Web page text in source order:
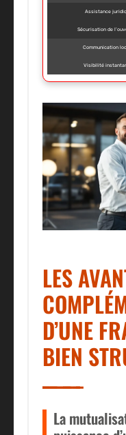
Assistance
Sécurisation de
Communication
Visibilité
LES
D’UNE
BIEN
La